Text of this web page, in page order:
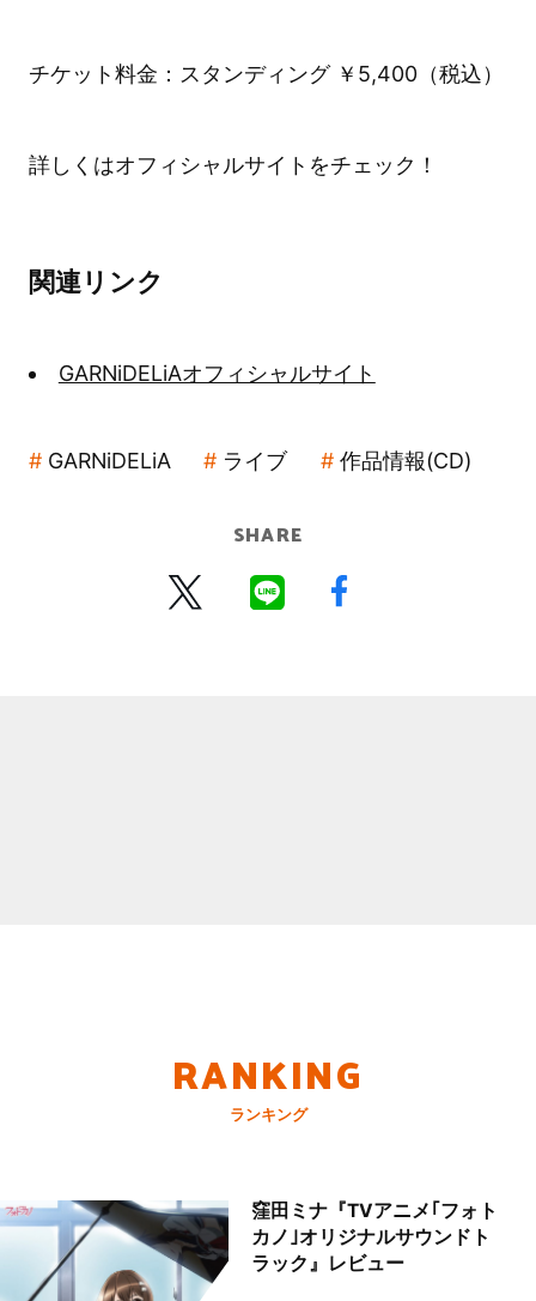
チケット料金：スタンディング ￥5,400（税込）
詳しくはオフィシャルサイトをチェック！
関連リンク
GARNiDELiAオフィシャルサイト
GARNiDELiA ライブ 作品情報(CD)
SHARE
RANKING
ランキング
窪田ミナ『TVアニメ｢フォト
カノ｣オリジナルサウンドト
ラック』レビュー